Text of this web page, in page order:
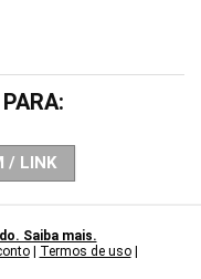
/ LINK
Saiba mais.
| Termos de uso|